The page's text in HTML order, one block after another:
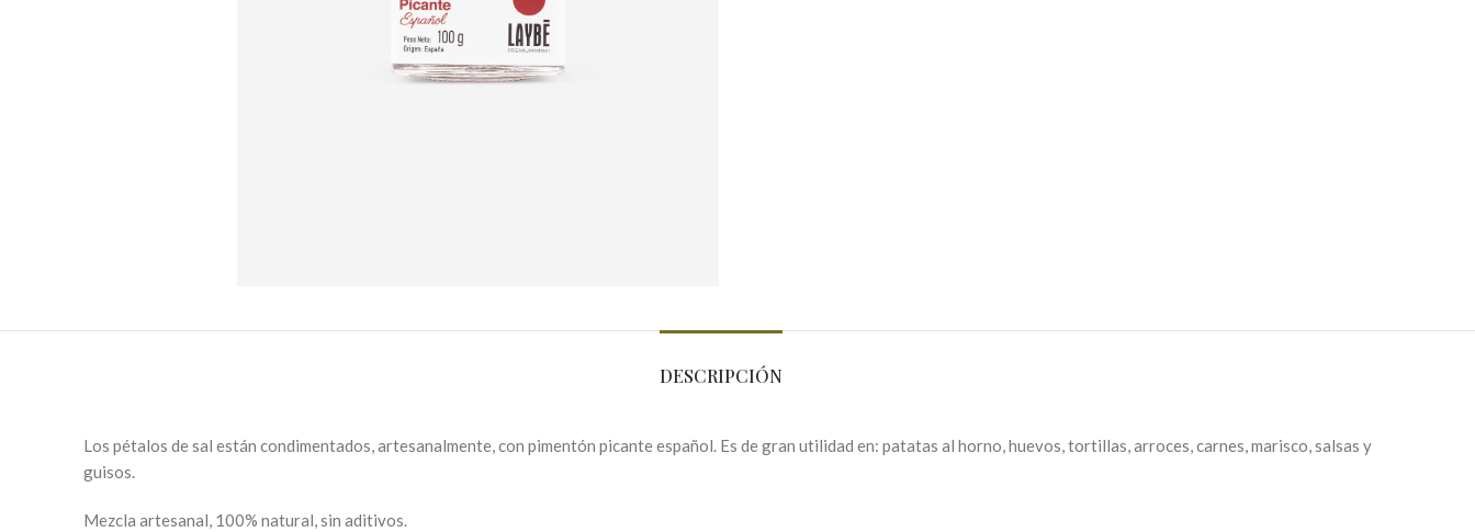
DESCRIPCIÓN
Los pétalos de sal están condimentados, artesanalmente, con pimentón picante español. Es de gran utilidad en: patatas al horno, huevos, tortillas, arroces, carnes, marisco, salsas y
guisos.
Mezcla artesanal, 100% natural, sin aditivos.